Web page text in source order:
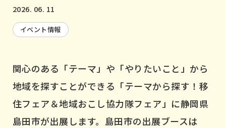
2026. 06. 11
イベント情報
関心のある「テーマ」や「やりたいこと」から
地域を探すことができる「テーマから探す！移
住フェア＆地域おこし協力隊フェア」に静岡県
島田市が出展します。島田市の出展ブースは